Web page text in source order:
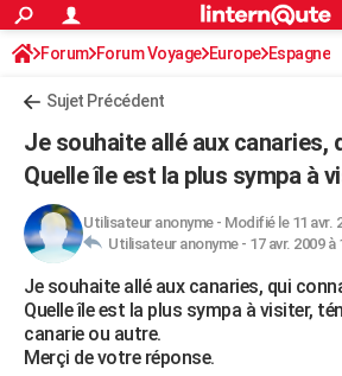
ACTUALITÉS
Politique
Société
Faits Divers
Education
Monde
Villes
+
Programme TV
TNTStreaming
Cinéma
Sorties cinéma
Musique
+FINANCE
Retraite
Impôts
Epargne
Immobilier
Risques naturels par ville
Banque
Assurance
Crédit
AUTO
Essais
Réserver un essai
Citadines
Berlines
SUV
Forum auto
HIGH-TECH
Mobiles
Meilleur smartphone
Internet
Ordinateurs
Jeux vidéo
Guide high-tech
+BRICOLAGE
Forum
Aménagement intérieur
Extérieur
Cuisine
Salle de bains
Jardinage
Rangement
WEEK-END
S'inscrire
Connexion
Forum Forum Voyage Europe Espagne
Sujet Précédent
Je souhaite allé aux canaries,
Quelle île est la plus sympa à
Utilisateur anonyme- Modifié le 11 avr.
Utilisateur anonyme - 17 avr. 2009 à
Je souhaite allé aux canaries, qui
Quelle île est la plus sympa à visiter,
canarie ou autre.
Merçi de votre réponse.